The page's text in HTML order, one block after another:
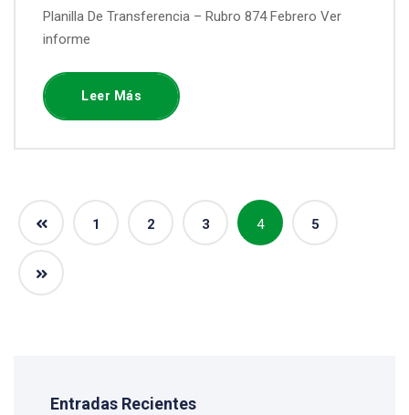
Planilla De Transferencia – Rubro 874 Febrero Ver
informe
Leer Más
1 2 3 4 5
Entradas Recientes